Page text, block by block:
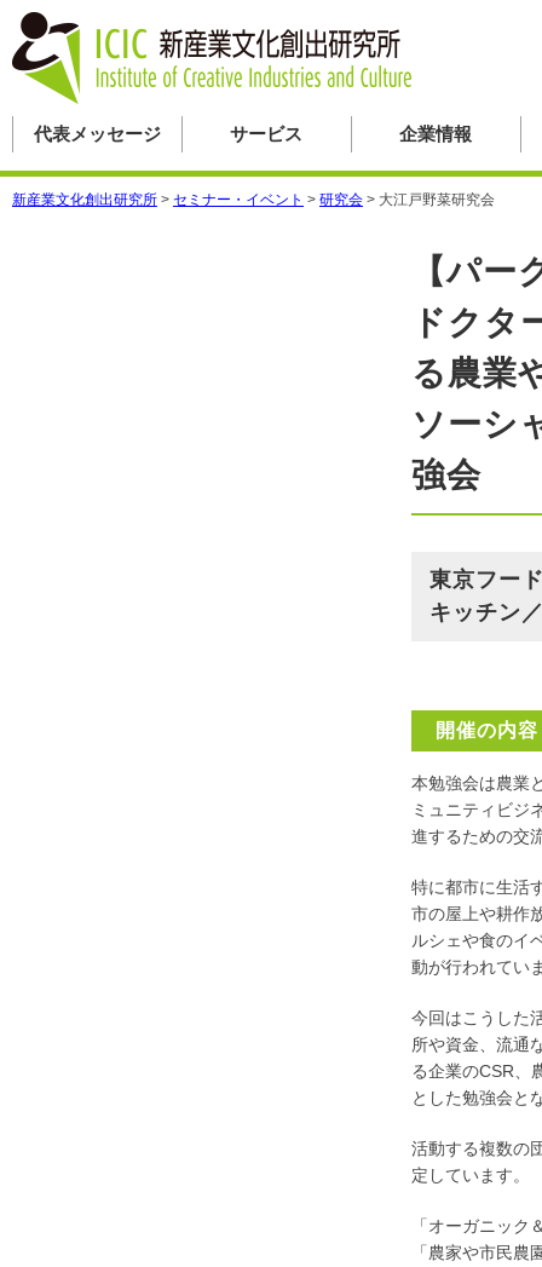
代表メッセージ サービス 企業情報
新産業文化創出研究所 > セミナー・イベント > 研究会 > 大江戸野菜研究会
【パ
ドクタ
る農業
ソーシ
強会
東京フー
キッチン
開催の内容
本勉強会は農業
ミュニティビジ
進するための交
特に都市に生活
市の屋上や耕作
ルシェや食のイ
動が行われてい
今回はこうした
所や資金、流通
る企業のCSR、
とした勉強会と
活動する複数の
定しています。
「オーガニッ
「農家や市民農